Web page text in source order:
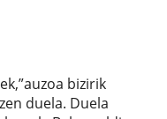
bizirik
duela. Duela